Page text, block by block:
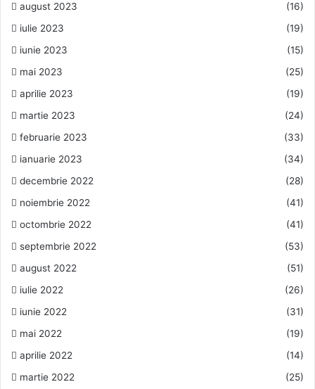
august 2023
(16)
iulie 2023
(19)
iunie 2023
(15)
mai 2023
(25)
aprilie 2023
(19)
martie 2023
(24)
februarie 2023
(33)
ianuarie 2023
(34)
decembrie 2022
(28)
noiembrie 2022
(41)
octombrie 2022
(41)
septembrie 2022
(53)
august 2022
(51)
iulie 2022
(26)
iunie 2022
(31)
mai 2022
(19)
aprilie 2022
(14)
martie 2022
(25)